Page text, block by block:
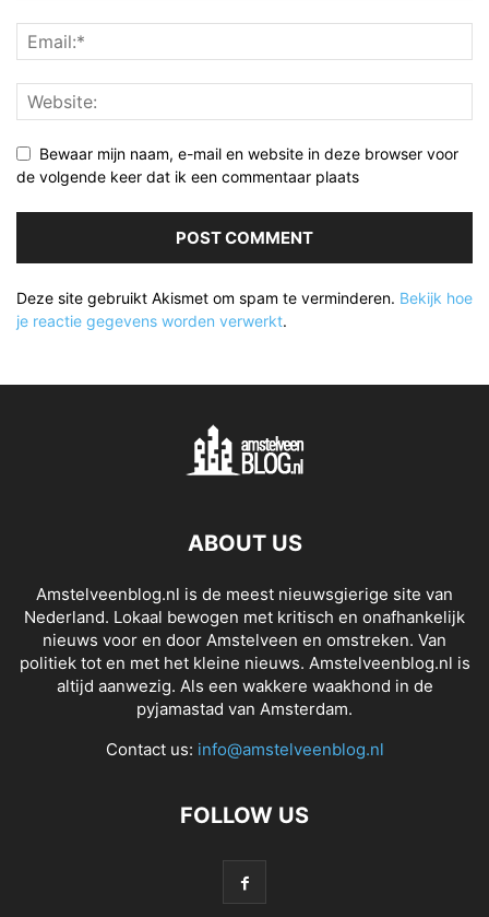
Bewaar mijn naam, e-mail en website in deze browser voor
de volgende keer dat ik een commentaar plaats
Deze site gebruikt Akismet om spam te verminderen. Bekijk hoe
je reactie gegevens worden verwerkt.
ABOUT US
Amstelveenblog.nl is de meest nieuwsgierige site van
Nederland. Lokaal bewogen met kritisch en onafhankelijk
nieuws voor en door Amstelveen en omstreken. Van
politiek tot en met het kleine nieuws. Amstelveenblog.nl is
altijd aanwezig. Als een wakkere waakhond in de
pyjamastad van Amsterdam.
Contact us: info@amstelveenblog.nl
FOLLOW US